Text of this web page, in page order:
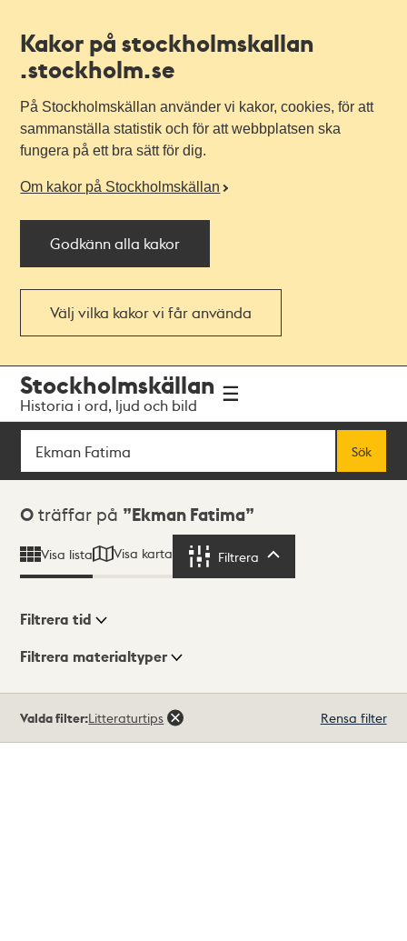
Kakor på stockholmskallan
.stockholm.se
På Stockholmskällan använder vi kakor, cookies, för att
sammanställa statistik och för att webbplatsen ska
fungera på ett bra sätt för dig.
Om kakor på Stockholmskällan
Godkänn alla kakor
Välj vilka kakor vi får använda
navigationen
huvudinnehållet
Stockholmskällan
Historia i ord, ljud och bild
Sök
Sök
Sökresultat
0 träffar på Ekman Fatima
Visa lista Visa karta Filtrera
Visningsläge
Filtrera tid
Filtrera materialtyper
träffar
Valda filter:Litteraturtips Rensa filter